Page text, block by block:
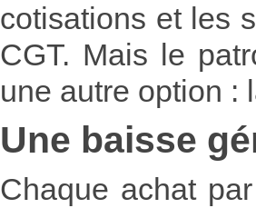
cotisations et les
CGT. Mais le
une autre option :
Une baisse
Chaque achat